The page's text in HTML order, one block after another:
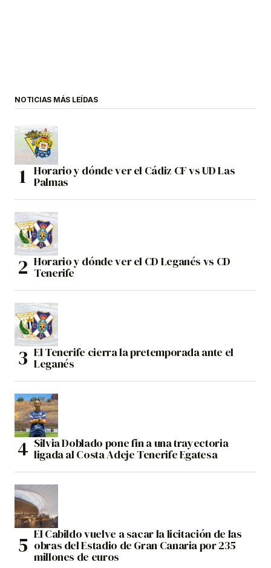
NOTICIAS MÁS LEÍDAS
Horario y dónde ver el Cádiz CF vs UD Las
Palmas
Horario y dónde ver el CD Leganés vs CD
Tenerife
El Tenerife cierra la pretemporada ante el
Leganés
Silvia Doblado pone fin a una trayectoria
ligada al Costa Adeje Tenerife Egatesa
El Cabildo vuelve a sacar la licitación de las
obras del Estadio de Gran Canaria por 235
millones de euros